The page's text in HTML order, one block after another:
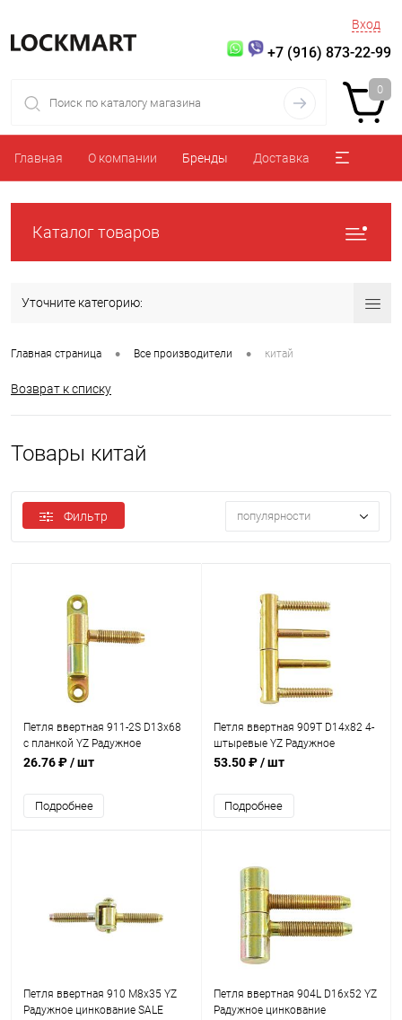
Вход
+7 (916) 873-22-99
0
Главная О компании Бренды Доставка
Каталог товаров
Уточните категорию:
Главная страница • Все производители • китай
Возврат к списку
Товары китай
Фильтр популярности
Петля ввертная 911-2S D13x68
с планкой YZ Радужное
цинкование SALE
26.76 ₽/ шт
Подробнее
Петля ввертная 909T D14x82 4-
штыревые YZ Радужное
цинкование SALE
53.50 ₽/ шт
Подробнее
Петля ввертная 910 M8x35 YZ
Радужное цинкование SALE
Петля ввертная 904L D16x52 YZ
Радужное цинкование